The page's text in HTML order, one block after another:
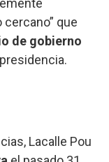
que
de gobierno
Lacalle Pou